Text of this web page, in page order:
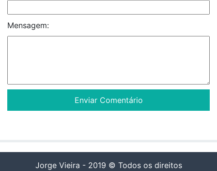
Mensagem:
Jorge Vieira - 2019 © Todos os direitos